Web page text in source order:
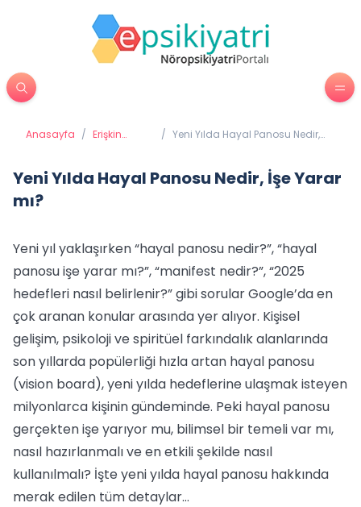
Anasayfa / Erişkin
/ Yeni Yılda Hayal Panosu Nedir,
Yeni Yılda Hayal Panosu Nedir, İşe Yarar
mı?
Yeni yıl yaklaşırken “hayal panosu nedir?”, “hayal
panosu işe yarar mı?”, “manifest nedir?”, “2025
hedefleri nasıl belirlenir?” gibi sorular Google’da en
çok aranan konular arasında yer alıyor. Kişisel
gelişim, psikoloji ve spiritüel farkındalık alanlarında
son yıllarda popülerliği hızla artan hayal panosu
(vision board), yeni yılda hedeflerine ulaşmak isteyen
milyonlarca kişinin gündeminde. Peki hayal panosu
gerçekten işe yarıyor mu, bilimsel bir temeli var mı,
nasıl hazırlanmalı ve en etkili şekilde nasıl
kullanılmalı? İşte yeni yılda hayal panosu hakkında
merak edilen tüm detaylar…